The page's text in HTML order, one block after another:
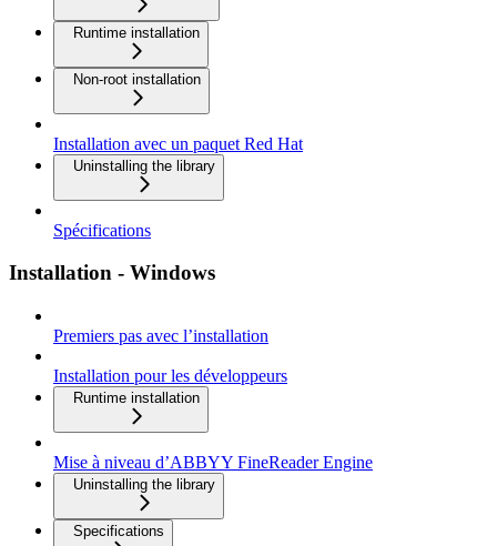
Runtime installation
Non-root installation
Installation avec un paquet Red Hat
Uninstalling the library
Spécifications
Installation - Windows
Premiers pas avec l’installation
Installation pour les développeurs
Runtime installation
Mise à niveau d’ABBYY FineReader Engine
Uninstalling the library
Specifications